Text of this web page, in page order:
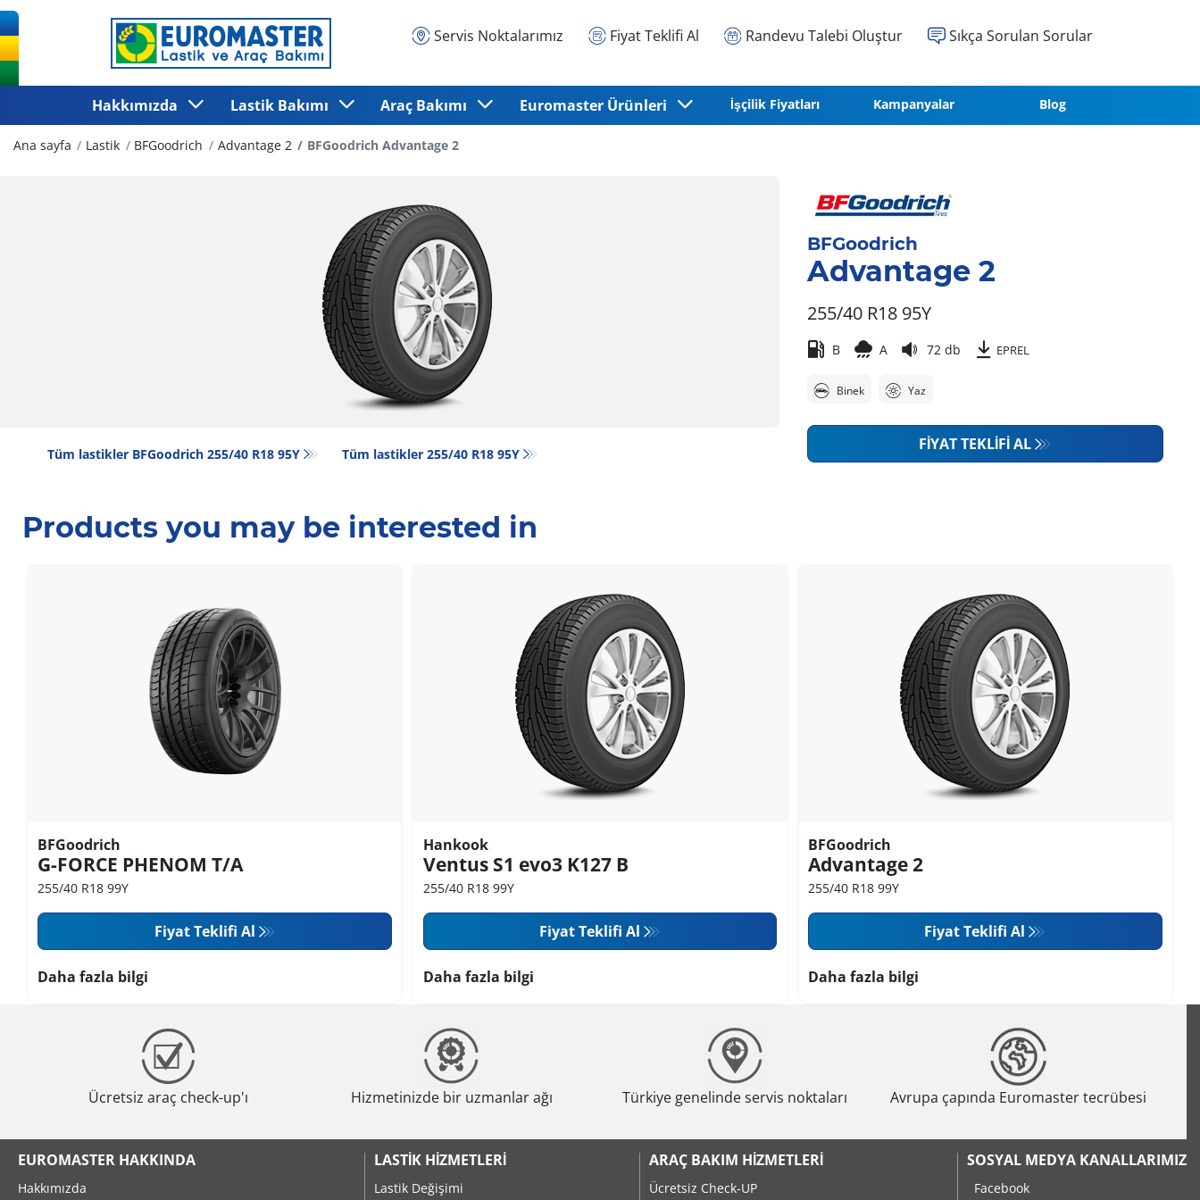
Servis Noktalarımız Fiyat Teklifi Al Randevu Talebi Oluştur Sıkça Sorulan Sorular
Hakkımızda Lastik Bakımı Araç Bakımı Euromaster Ürünleri İşçilik Fiyatları Kampanyalar Blog
Ana sayfa Lastik BFGoodrich Advantage 2 BFGoodrich Advantage 2
Tüm lastikler BFGoodrich 255/40 R18 95Y Tüm lastikler‎ 255/40 R18 95Y
BFGoodrich
Advantage 2
255/40 R18 95Y
B A 72 db EPREL
Binek Yaz
FIYAT TEKLIFI AL
Products you may be interested in
BFGoodrich
G-FORCE PHENOM T/A
255/40 R18 99Y
Fiyat Teklifi Al
Daha fazla bilgi
Hankook
Ventus S1 evo3 K127 B
255/40 R18 99Y
Fiyat Teklifi Al
Daha fazla bilgi
BFGoodrich
Advantage 2
255/40 R18 99Y
Fiyat Teklifi Al
Daha fazla bilgi
Ücretsiz araç check-up'ı Hizmetinizde bir uzmanlar ağı Türkiye genelinde servis noktaları Avrupa çapında Euromaster tecrübesi
EUROMASTER HAKKINDA
Hakkımızda
LASTIK HIZMETLERI
Lastik Değişimi
ARAÇ BAKIM HIZMETLERI
Ücretsiz Check-UP
SOSYAL MEDYA KANALLARIMIZ
Facebook